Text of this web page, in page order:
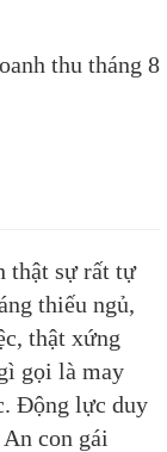
thu tháng 8
thật sự rất tự
thiếu ngủ,
thật xứng
gọi là may
Động lực duy
con gái